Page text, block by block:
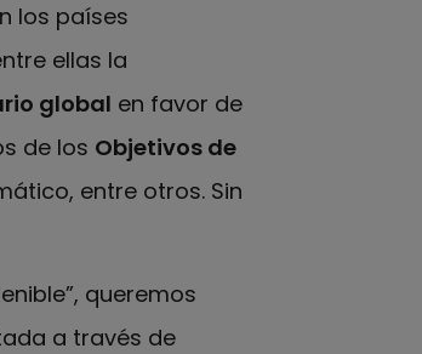
los países
ellas la
global en favor de
de los Objetivos de
entre otros. Sin
queremos
a través de